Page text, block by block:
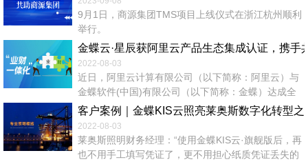
9月1日，商源集团TMS项目上线仪式在浙江杭州顺利
举行。
金蝶云·星辰获阿里云产品生态集成认证，携手
2022-08-03
近日，阿里云计算有限公司（以下简称：阿里云）与
金蝶软件(中国)有限公司（以下简称：金蝶）达成全
新合作，金蝶旗下小微企业SaaS管理云金蝶云·星
辰、金蝶精斗云分别通过阿里云数据库产品集成认证
测试，获得阿里云产品生态集成认证。双方携手致力
于打造领先的业财税云服务生态，助力小微企业实
客户案例｜金蝶KIS云照亮莱奥斯数字化转型之
2022-08-03
莱奥斯照明财务经理：“使用金蝶KIS云·旗舰版后，再
也不用手工填写凭证了，更不用担心纸质凭证丢失的